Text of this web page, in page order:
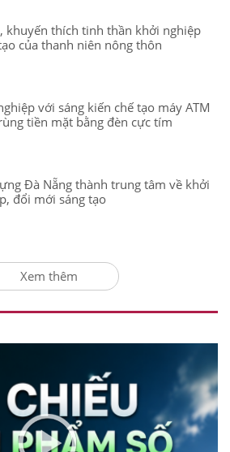
khuyến thích tinh thần khởi nghiệp
của thanh niên nông thôn
với sáng kiến chế tạo máy ATM
tiền mặt bằng đèn cực tím
Đà Nẵng thành trung tâm về khởi
đổi mới sáng tạo
Xem thêm